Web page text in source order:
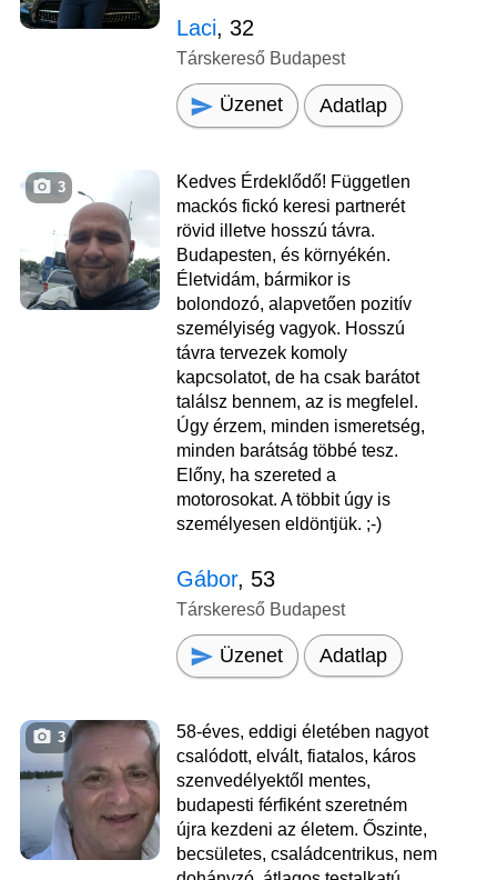
Laci, 32
Társkereső Budapest
Üzenet Adatlap
3
Kedves Érdeklődő! Független
mackós fickó keresi partnerét
rövid illetve hosszú távra.
Budapesten, és környékén.
Életvidám, bármikor is
bolondozó, alapvetően pozitív
személyiség vagyok. Hosszú
távra tervezek komoly
kapcsolatot, de ha csak barátot
találsz bennem, az is megfelel.
Úgy érzem, minden ismeretség,
minden barátság többé tesz.
Előny, ha szereted a
motorosokat. A többit úgy is
személyesen eldöntjük. ;-)
Gábor, 53
Társkereső Budapest
Üzenet Adatlap
3
58-éves, eddigi életében nagyot
csalódott, elvált, fiatalos, káros
szenvedélyektől mentes,
budapesti férfiként szeretném
újra kezdeni az életem. Őszinte,
becsületes, családcentrikus, nem